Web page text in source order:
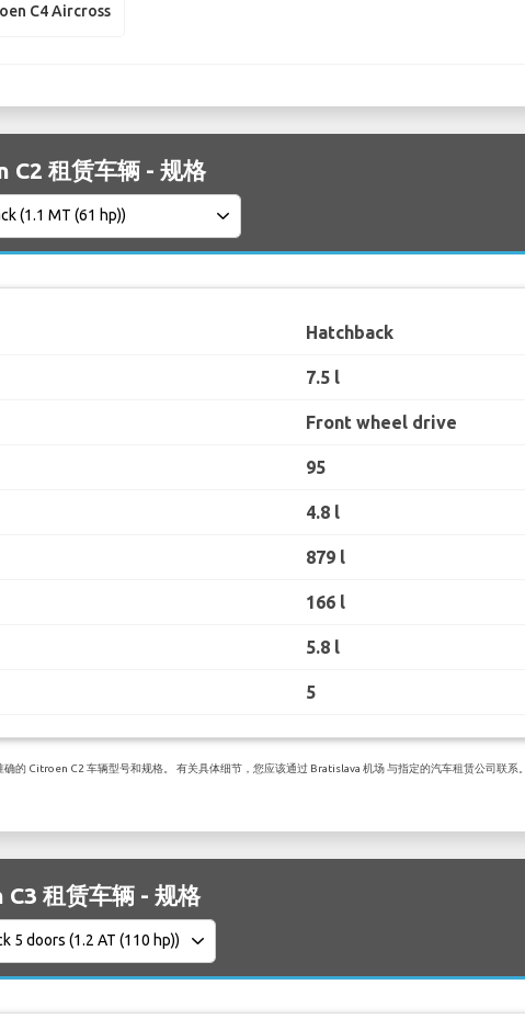
C4 Aircross
C2 租赁车辆 - 规格
Hatchback
7.5 l
Front wheel drive
95
4.8 l
879 l
166 l
5.8 l
5
的 Citroen C2 车辆型号和规格。 有关具体细节，您应该通过 Bratislava 机场 与指定的汽车租赁公司联系。
C3 租赁车辆 - 规格